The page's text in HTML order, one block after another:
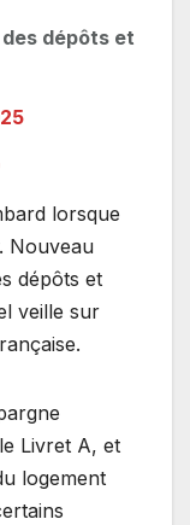
dépôts et
lorsque
Nouveau
dépôts et
veille sur
Livret A, et
logement